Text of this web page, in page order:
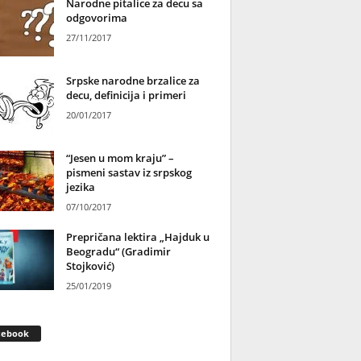
Narodne pitalice za decu sa
odgovorima
27/11/2017
Srpske narodne brzalice za
decu, definicija i primeri
20/01/2017
“Jesen u mom kraju” –
pismeni sastav iz srpskog
jezika
07/10/2017
Prepričana lektira „Hajduk u
Beogradu“ (Gradimir
Stojković)
25/01/2019